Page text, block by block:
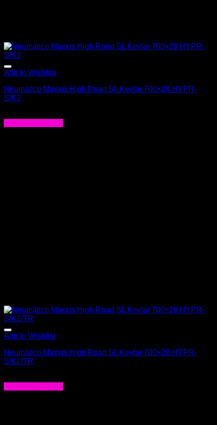
Add to Wishlist
Neumático Maxxis High Road SL Kevlar 700×28 HYPR-
S/K2
Add to Wishlist
Neumático Maxxis High Road SL Kevlar 700×28 HYPR-
S/K2/TR